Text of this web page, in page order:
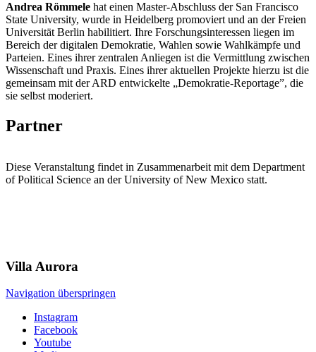
Andrea Römmele hat einen Master-Abschluss der San Francisco
State University, wurde in Heidelberg promoviert und an der Freien
Universität Berlin habilitiert. Ihre Forschungsinteressen liegen im
Bereich der digitalen Demokratie, Wahlen sowie Wahlkämpfe und
Parteien. Eines ihrer zentralen Anliegen ist die Vermittlung zwischen
Wissenschaft und Praxis. Eines ihrer aktuellen Projekte hierzu ist die
gemeinsam mit der ARD entwickelte „Demokratie-Reportage”, die
sie selbst moderiert.
Partner
Diese Veranstaltung findet in Zusammenarbeit mit dem Department
of Political Science an der University of New Mexico statt.
Villa Aurora
Navigation überspringen
Instagram
Facebook
Youtube